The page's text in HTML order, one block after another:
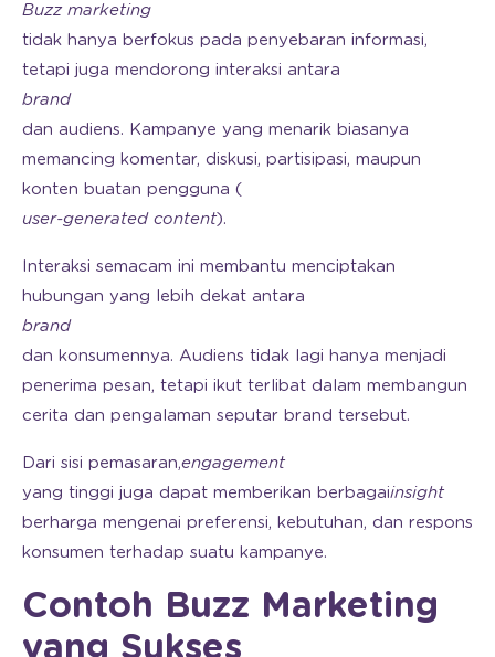
Buzz marketing
tidak hanya berfokus pada penyebaran informasi,
tetapi juga mendorong interaksi antara
brand
dan audiens. Kampanye yang menarik biasanya
memancing komentar, diskusi, partisipasi, maupun
konten buatan pengguna (
user-generated content).
Interaksi semacam ini membantu menciptakan
hubungan yang lebih dekat antara
brand
dan konsumennya. Audiens tidak lagi hanya menjadi
penerima pesan, tetapi ikut terlibat dalam membangun
cerita dan pengalaman seputar brand tersebut.
Dari sisi pemasaran,engagement
yang tinggi juga dapat memberikan berbagaiinsight
berharga mengenai preferensi, kebutuhan, dan respons
konsumen terhadap suatu kampanye.
Contoh Buzz Marketing
yang Sukses